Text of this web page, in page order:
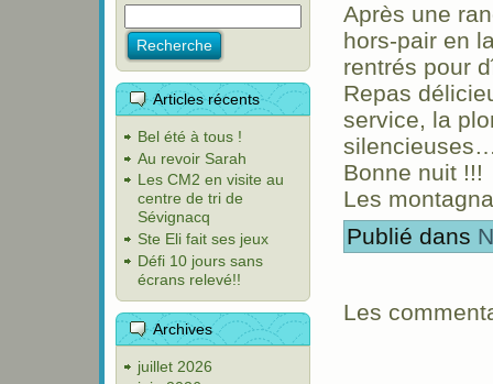
Articles récents
Bel été à tous !
Au revoir Sarah
Les CM2 en visite au
centre de tri de
Sévignacq
Ste Eli fait ses jeux
Défi 10 jours sans
écrans relevé!!
Archives
juillet 2026
Après une
hors-pair en
rentrés pour
Repas
service, la
Bonne nuit !!!
Les
Publié dans
Les